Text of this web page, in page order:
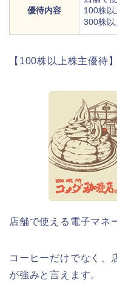
優待内容
100株
300株
【100株以上株主優待】
店舗で使える電子マネ
コーヒーだけでなく、
が強みと言えます。